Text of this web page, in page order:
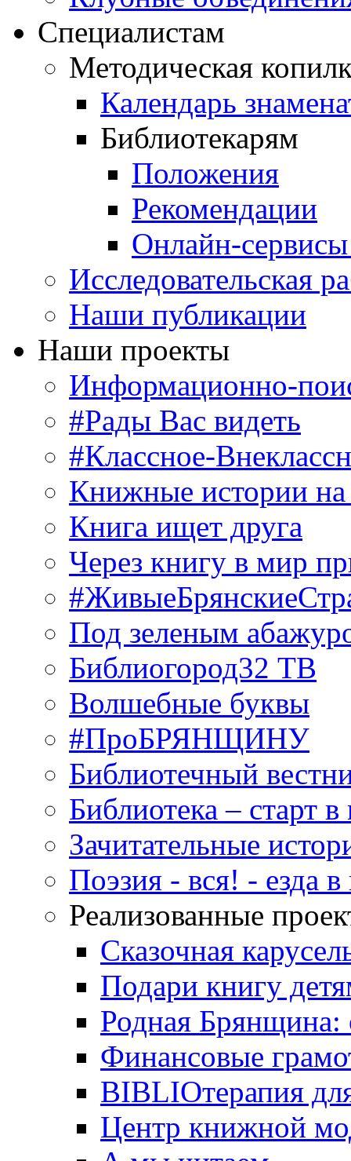
Специалистам
Методическая
Календарь
Библиотекарям
Положения
Рекомендации
Онлайн-сервисы
Исследовательская
Наши публикации
Наши проекты
Информационно-
#Рады Вас видеть
#Классное-
Книжные истории
Книга ищет друга
Через книгу в мир
Под зеленым
Библиогород32 ТВ
Волшебные буквы
#ПроБРЯНЩИНУ
Библиотечный
Библиотека – старт
Зачитательные
Поэзия - вся! - езда в
Реализованные
Сказочная
Подари книгу
Родная Брянщина:
Финансовые
BIBLIOтерапия
Центр книжной